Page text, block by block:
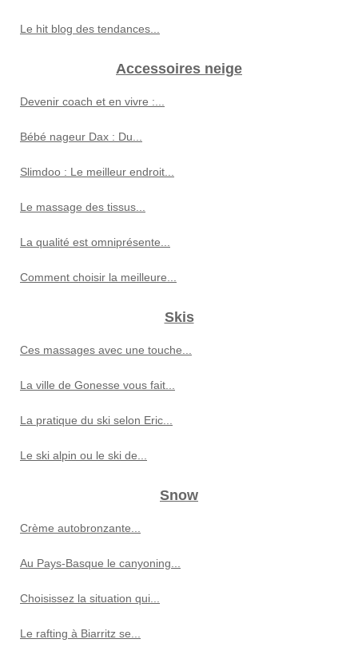
Le hit blog des tendances...
Accessoires neige
Devenir coach et en vivre :...
Bébé nageur Dax : Du...
Slimdoo : Le meilleur endroit...
Le massage des tissus...
La qualité est omniprésente...
Comment choisir la meilleure...
Skis
Ces massages avec une touche...
La ville de Gonesse vous fait...
La pratique du ski selon Eric...
Le ski alpin ou le ski de...
Snow
Crème autobronzante...
Au Pays-Basque le canyoning...
Choisissez la situation qui...
Le rafting à Biarritz se...